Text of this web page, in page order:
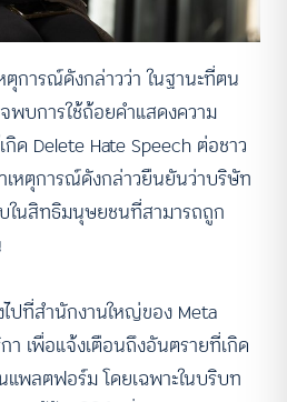
ตุการณ์ดังกล่าวว่า ในฐานะที่ตน
พบการใช้ถ้อยคำแสดงความ
กิด Delete Hate Speech ต่อชาว
เหตุการณ์ดังกล่าวยืนยันว่าบริษัท
ในสิทธิมนุษยชนที่สามารถถูก
ไปที่สำนักงานใหญ่ของ Meta
า เพื่อแจ้งเตือนถึงอันตรายที่เกิด
แพลตฟอร์ม โดยเฉพาะในบริบท